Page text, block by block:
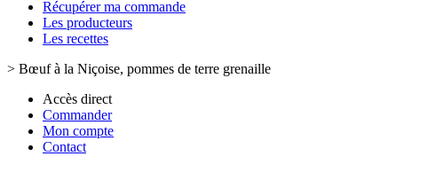
Récupérer ma commande
Les producteurs
Les recettes
> Bœuf à la Niçoise, pommes de terre grenaille
Accès direct
Commander
Mon compte
Contact